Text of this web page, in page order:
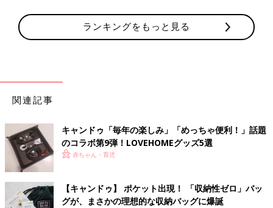
ランキングをもっと見る
関連記事
キャンドゥ「毎年の楽しみ」「めっちゃ便利！」話題
のコラボ第9弾！LOVEHOMEグッズ5選
赤ちゃん・育児
【キャンドゥ】 ポケット出現！ 「収納性ゼロ」バッ
グが、まさかの理想的な収納バッグに爆誕